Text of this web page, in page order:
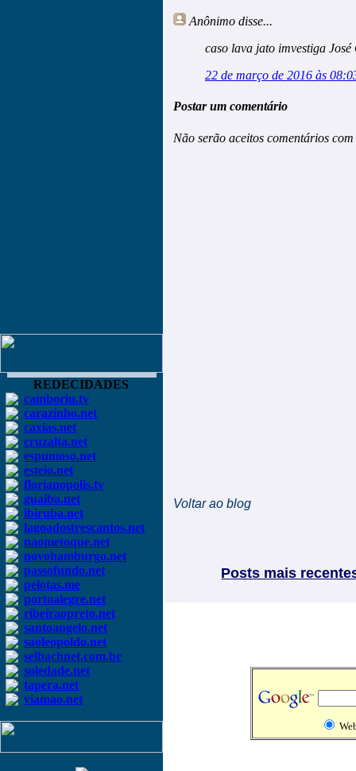
REDECIDADES
camboriu.tv
carazinho.net
caxias.net
cruzalta.net
espumoso.net
esteio.net
florianopolis.tv
guaiba.net
ibiruba.net
lagoadostrescantos.net
naometoque.net
novohamburgo.net
passofundo.net
pelotas.me
portoalegre.net
ribeiraopreto.net
santoangelo.net
saoleopoldo.net
selbachnet.com.br
soledade.net
tapera.net
viamao.net
Anônimo disse...
caso lava jato imvestiga
22 de março de 2016 às
Postar um comentário
Não serão aceitos comentários
Voltar ao blog
Posts mais